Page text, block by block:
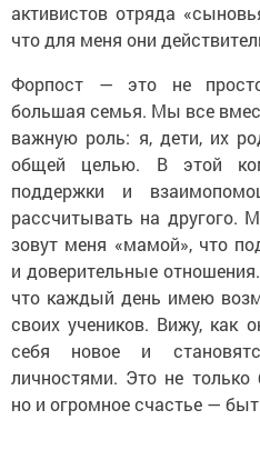
активистов отряда
что для меня они
Форпост — это не
большая семья. Мы все
важную роль: я, дети, их
общей целью. В этой
поддержки и
рассчитывать на другого.
зовут меня «мамой», что
и доверительные
что каждый день имею
своих учеников. Вижу, как
себя новое и
личностями. Это не только
но и огромное счастье —